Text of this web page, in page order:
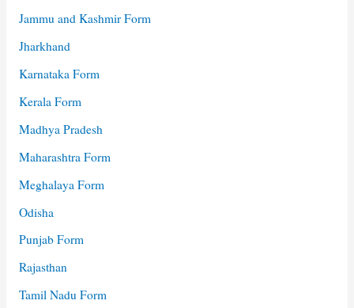
Jammu and Kashmir Form
Jharkhand
Karnataka Form
Kerala Form
Madhya Pradesh
Maharashtra Form
Meghalaya Form
Odisha
Punjab Form
Rajasthan
Tamil Nadu Form